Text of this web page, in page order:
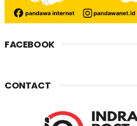
FACEBOOK
CONTACT